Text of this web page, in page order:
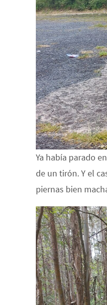
Ya había parado
de un tirón. Y el
piernas bien